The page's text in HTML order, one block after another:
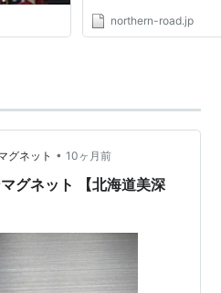
northern-road.jp
グネット • 10ヶ月前
グネット 【北海道美深